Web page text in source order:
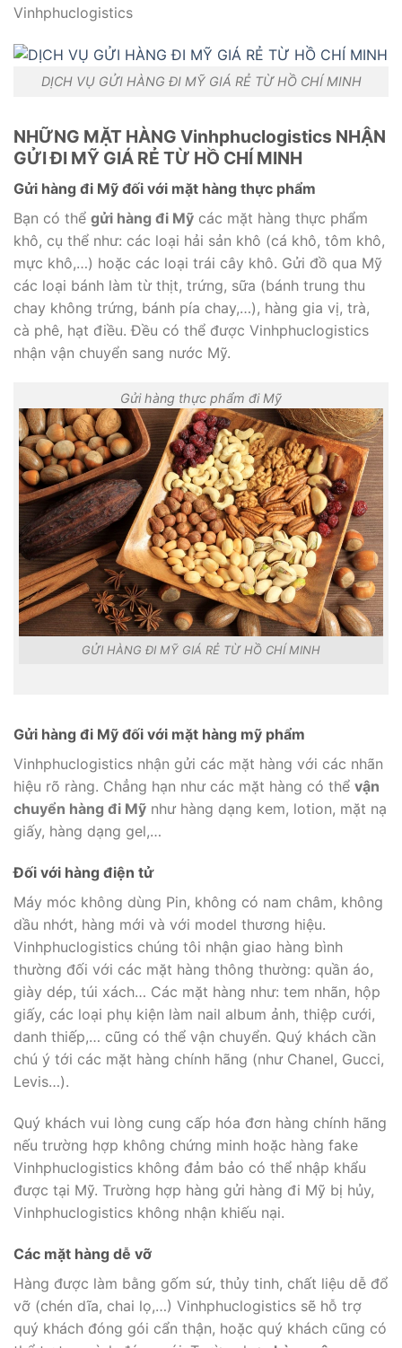
Vinhphuclogistics
DỊCH VỤ GỬI HÀNG ĐI MỸ GIÁ RẺ TỪ HỒ CHÍ MINH
NHỮNG MẶT HÀNG Vinhphuclogistics NHẬN
GỬI ĐI MỸ GIÁ RẺ TỪ HỒ CHÍ MINH
Gửi hàng đi Mỹ đối với mặt hàng thực phẩm
Bạn có thể gửi hàng đi Mỹ các mặt hàng thực phẩm
khô, cụ thể như: các loại hải sản khô (cá khô, tôm khô,
mực khô,…) hoặc các loại trái cây khô. Gửi đồ qua Mỹ
các loại bánh làm từ thịt, trứng, sữa (bánh trung thu
chay không trứng, bánh pía chay,…), hàng gia vị, trà,
cà phê, hạt điều. Đều có thể được Vinhphuclogistics
nhận vận chuyển sang nước Mỹ.
Gửi hàng thực phẩm đi Mỹ
GỬI HÀNG ĐI MỸ GIÁ RẺ TỪ HỒ CHÍ MINH
Gửi hàng đi Mỹ đối với mặt hàng mỹ phẩm
Vinhphuclogistics nhận gửi các mặt hàng với các nhãn
hiệu rõ ràng. Chẳng hạn như các mặt hàng có thể vận
chuyển hàng đi Mỹ như hàng dạng kem, lotion, mặt nạ
giấy, hàng dạng gel,…
Đối với hàng điện tử
Máy móc không dùng Pin, không có nam châm, không
dầu nhớt, hàng mới và với model thương hiệu.
Vinhphuclogistics chúng tôi nhận giao hàng bình
thường đối với các mặt hàng thông thường: quần áo,
giày dép, túi xách… Các mặt hàng như: tem nhãn, hộp
giấy, các loại phụ kiện làm nail album ảnh, thiệp cưới,
danh thiếp,… cũng có thể vận chuyển. Quý khách cần
chú ý tới các mặt hàng chính hãng (như Chanel, Gucci,
Levis…).
Quý khách vui lòng cung cấp hóa đơn hàng chính hãng
nếu trường hợp không chứng minh hoặc hàng fake
Vinhphuclogistics không đảm bảo có thể nhập khẩu
được tại Mỹ. Trường hợp hàng gửi hàng đi Mỹ bị hủy,
Vinhphuclogistics không nhận khiếu nại.
Các mặt hàng dễ vỡ
Hàng được làm bằng gốm sứ, thủy tinh, chất liệu dễ đổ
vỡ (chén dĩa, chai lọ,…) Vinhphuclogistics sẽ hỗ trợ
quý khách đóng gói cẩn thận, hoặc quý khách cũng có